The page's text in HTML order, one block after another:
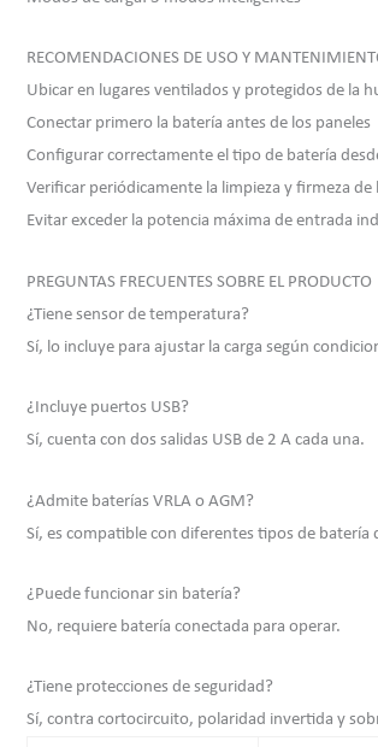
RECOMENDACIONES DE USO Y
Ubicar en lugares ventilados y protegidos de la
Conectar primero la batería antes de los paneles
Configurar correctamente el tipo de batería
Verificar periódicamente la limpieza y firmeza de
Evitar exceder la potencia máxima de entrada
PREGUNTAS FRECUENTES SOBRE EL PRODUCTO
¿Tiene sensor de temperatura?
Sí, lo incluye para ajustar la carga según
¿Incluye puertos USB?
Sí, cuenta con dos salidas USB de 2 A cada una.
¿Admite baterías VRLA o AGM?
Sí, es compatible con diferentes tipos de batería
¿Puede funcionar sin batería?
No, requiere batería conectada para operar.
¿Tiene protecciones de seguridad?
Sí, contra cortocircuito, polaridad invertida y